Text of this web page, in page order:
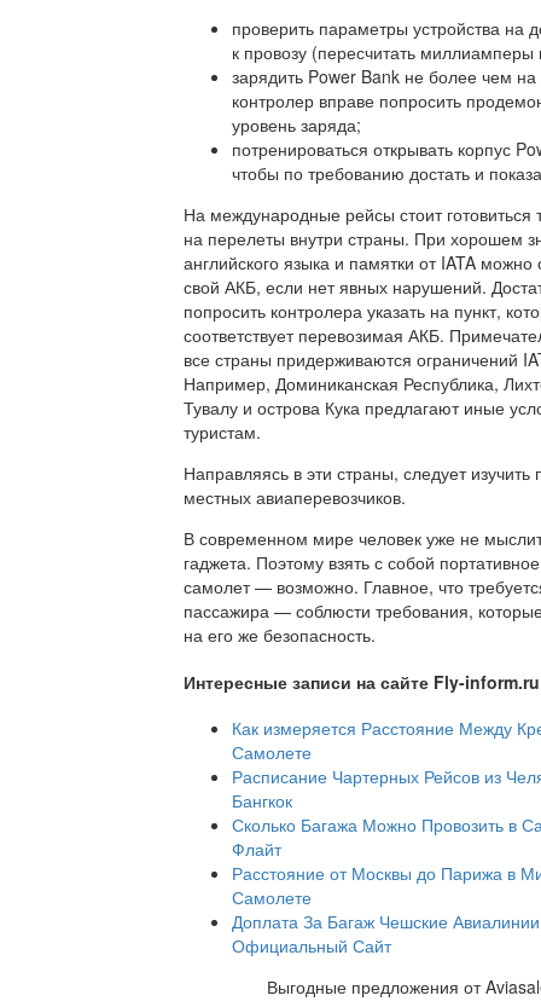
проверить параметры устройства на
к провозу (пересчитать миллиамперы
зарядить Power Bank не более чем на
контролер вправе попросить
уровень заряда;
потренироваться открывать корпус
чтобы по требованию достать и
На международные рейсы стоит готовиться
на перелеты внутри страны. При хорошем
английского языка и памятки от IATA можно
свой АКБ, если нет явных нарушений.
попросить контролера указать на пункт,
соответствует перевозимая АКБ.
все страны придерживаются ограничений
Например, Доминиканская Республика,
Тувалу и острова Кука предлагают иные
туристам.
Направляясь в эти страны, следует изучить
местных авиаперевозчиков.
В современном мире человек уже не
гаджета. Поэтому взять с собой
самолет — возможно. Главное, что
пассажира — соблюсти требования,
на его же безопасность.
Интересные записи на сайте Fly-
Как измеряется Расстояние Между
Самолете
Расписание Чартерных Рейсов из
Бангкок
Сколько Багажа Можно Провозить в
Флайт
Расстояние от Москвы до Парижа в
Самолете
Доплата За Багаж Чешские Авиалинии
Официальный Сайт
Выгодные предложения от